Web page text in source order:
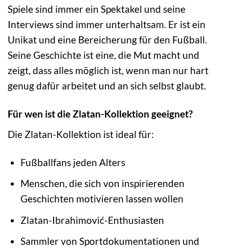
Spiele sind immer ein Spektakel und seine
Interviews sind immer unterhaltsam. Er ist ein
Unikat und eine Bereicherung für den Fußball.
Seine Geschichte ist eine, die Mut macht und
zeigt, dass alles möglich ist, wenn man nur hart
genug dafür arbeitet und an sich selbst glaubt.
Für wen ist die Zlatan-Kollektion geeignet?
Die Zlatan-Kollektion ist ideal für:
Fußballfans jeden Alters
Menschen, die sich von inspirierenden
Geschichten motivieren lassen wollen
Zlatan-Ibrahimović-Enthusiasten
Sammler von Sportdokumentationen und